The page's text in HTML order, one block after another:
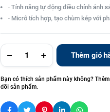
- Tính năng tự động điều chỉnh ánh
- Micrô tích hợp, tạo chùm kép với
Thêm giỏ
Bạn có thích sản phẩm này không?
dõi sản phẩm.